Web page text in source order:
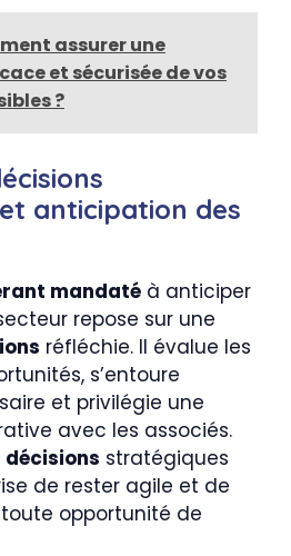
assurer une
et sécurisée de vos
?
anticipation des
mandaté à anticiper
repose sur une
réfléchie. Il évalue les
s’entoure
et privilégie une
avec les associés.
décisions stratégiques
de rester agile et de
opportunité de